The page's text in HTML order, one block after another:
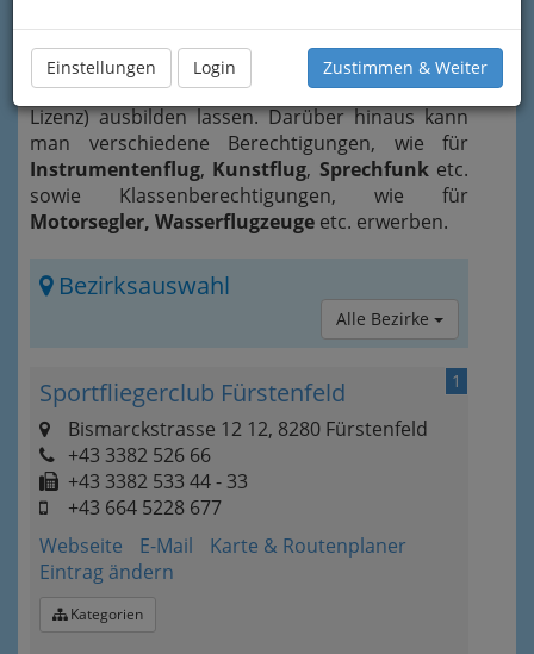
Einstellungen Login Zustimmen & Weiter
Segelflugpiloten(GPL-Segelflugschein),
Privatpiloten (PPL(A)-Lizenz),
Verkehrspiloten
(ATPL(A)-Lizenz) undBerufspiloten(CPL(A)-
Lizenz) ausbilden lassen. Darüber hinaus kann
man verschiedene Berechtigungen, wie für
Instrumentenflug, Kunstflug, Sprechfunketc.
sowie Klassenberechtigungen, wie für
Motorsegler, Wasserflugzeuge etc. erwerben.
Bezirksauswahl
Alle Bezirke
1
Sportfliegerclub Fürstenfeld
Bismarckstrasse 12 12, 8280 Fürstenfeld
+43 3382 526 66
+43 3382 533 44 - 33
+43 664 5228 677
Webseite
E-Mail
Karte & Routenplaner
Eintrag ändern
Kategorien